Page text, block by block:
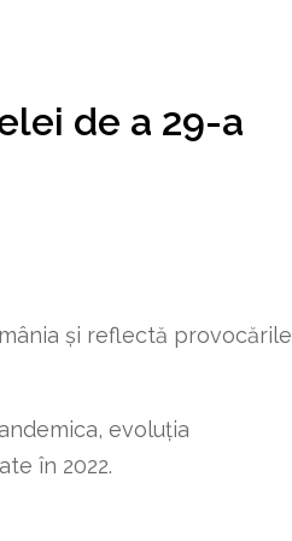
de a 29-a
și reflectă provocările
evoluția
în 2022.